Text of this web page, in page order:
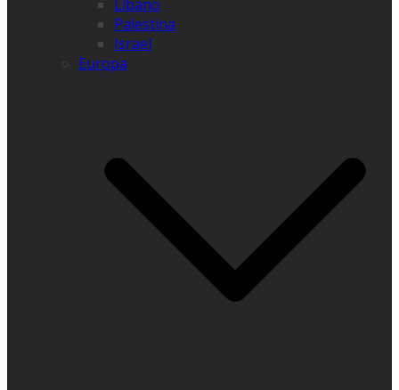
Líbano
Palestina
Israel
Europa